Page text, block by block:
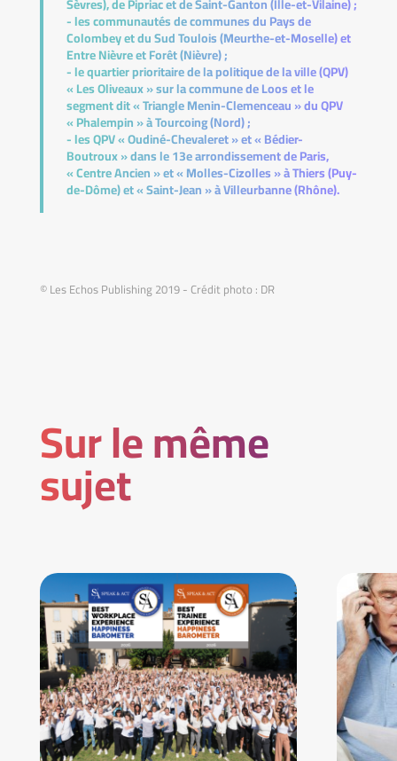
- les communautés de communes du Pays de
Colombey et du Sud Toulois (Meurthe-et-Moselle) et
Entre Nièvre et Forêt (Nièvre) ;
- le quartier prioritaire de la politique de la ville (QPV)
« Les Oliveaux » sur la commune de Loos et le
segment dit « Triangle Menin-Clemenceau » du QPV
« Phalempin » à Tourcoing (Nord) ;
- les QPV « Oudiné-Chevaleret » et « Bédier-
Boutroux » dans le 13e arrondissement de Paris,
« Centre Ancien » et « Molles-Cizolles » à Thiers (Puy-
de-Dôme) et « Saint-Jean » à Villeurbanne (Rhône).
© Les Echos Publishing 2019 - Crédit photo : DR
Sur le même
sujet